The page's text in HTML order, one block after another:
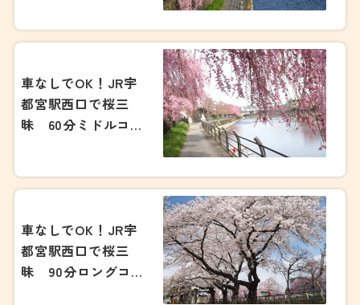
車なしでOK！JR宇
都宮駅西口で桜三
昧 60分ミドルコー
車なしでOK！JR宇
都宮駅西口で桜三
昧 90分ロングコー